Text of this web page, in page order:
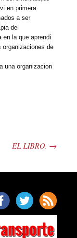
en primera
a ser
del
en la que aprendi
de
una organizacion
EL LIBRO. →